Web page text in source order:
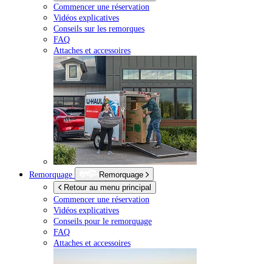
Commencer une réservation
Vidéos explicatives
Conseils sur les remorques
FAQ
Attaches et accessoires
Remorquage
Remorquage
Retour au menu principal
Commencer une réservation
Vidéos explicatives
Conseils pour le remorquage
FAQ
Attaches et accessoires